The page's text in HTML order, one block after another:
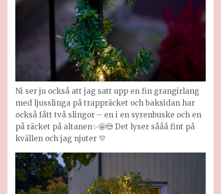
Ni ser ju också att jag satt upp en fin grangirlang
med ljusslinga på trappräcket och baksidan har
också fått två slingor – en i en syrenbuske och en
på räcket på altanen✨🤩😍 Det lyser sååå fint på
kvällen och jag njuter 💛